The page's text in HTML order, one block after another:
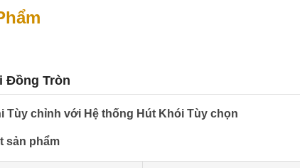
Đồng Tròn
Tùy chỉnh với Hệ thống Hút Khói Tùy chọn
sản phẩm